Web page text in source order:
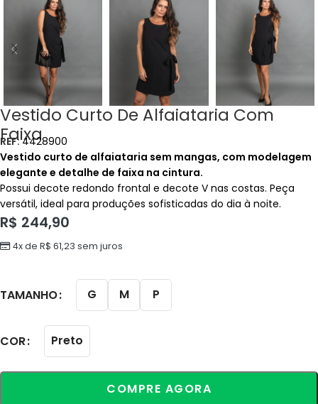
Vestido Curto De Alfaiataria Com
Faixa
REF:4428900
Vestido curto de alfaiataria sem mangas, com modelagem
elegante e detalhe de faixa na cintura.
Possui decote redondo frontal e decote V nas costas. Peça
versátil, ideal para produções sofisticadas do dia à noite.
R$ 244,90
4x de R$ 61,23 sem juros
TAMANHO G M P
COR Preto
COMPRE AGORA